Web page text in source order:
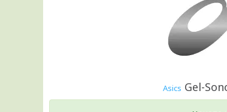
Asics Gel-